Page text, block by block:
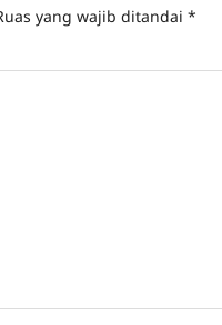
yang wajib ditandai *